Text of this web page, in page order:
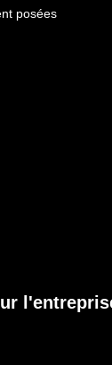
posées